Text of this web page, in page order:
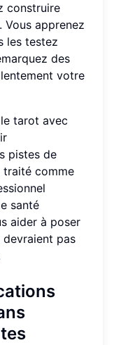
construire
apprenez
les testez
des
votre
tarot avec
pistes de
traité comme
santé
aider à poser
devraient pas